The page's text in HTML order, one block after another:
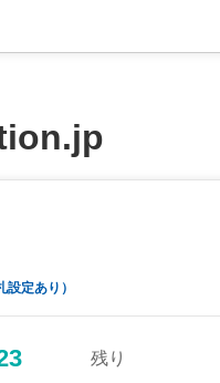
設定あり）
残り